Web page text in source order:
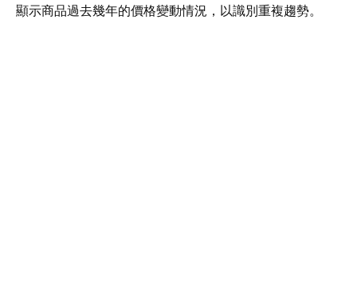
顯示商品過去幾年的價格變動情況，以識別重複趨勢。